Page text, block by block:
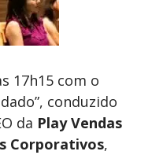
17h15 com o
conduzido
da Play Vendas
Corporativos,